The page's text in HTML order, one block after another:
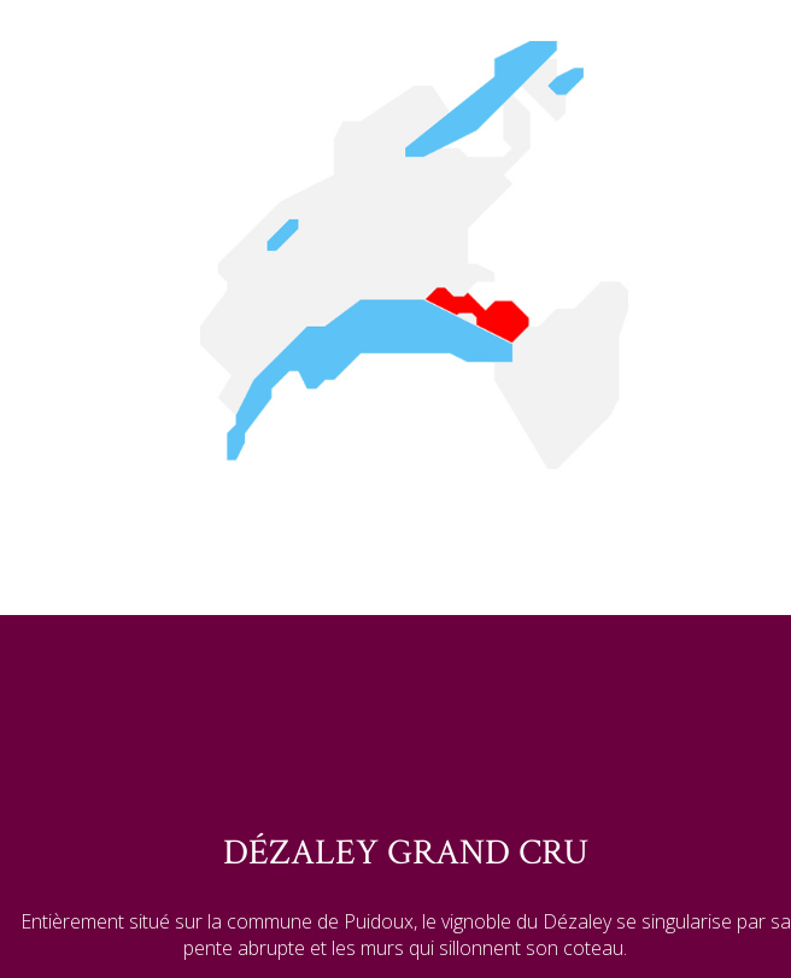
DÉZALEY GRAND CRU
Entièrement situé sur la commune de Puidoux, le vignoble du Dézaley se singularise par sa
pente abrupte et les murs qui sillonnent son coteau.